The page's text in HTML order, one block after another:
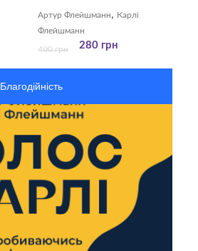
Артур Флейшманн, Карлі
Флейшманн
400грн 280 грн
Благодійність